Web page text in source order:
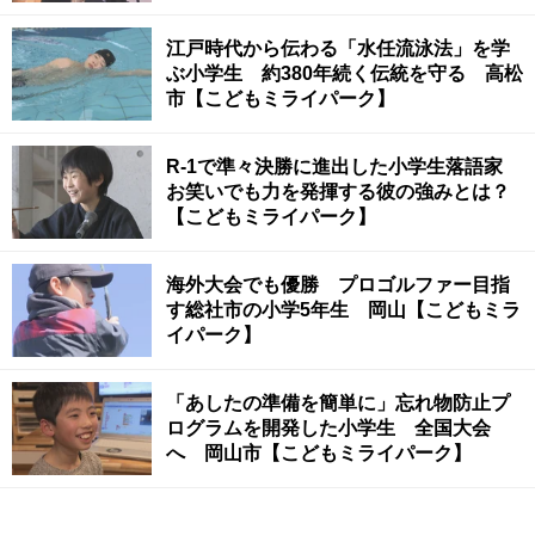
江戸時代から伝わる「水任流泳法」を学
ぶ小学生 約380年続く伝統を守る 高松
市【こどもミライパーク】
R-1で準々決勝に進出した小学生落語家
お笑いでも力を発揮する彼の強みとは？
【こどもミライパーク】
海外大会でも優勝 プロゴルファー目指
す総社市の小学5年生 岡山【こどもミラ
イパーク】
「あしたの準備を簡単に」忘れ物防止プ
ログラムを開発した小学生 全国大会
へ 岡山市【こどもミライパーク】